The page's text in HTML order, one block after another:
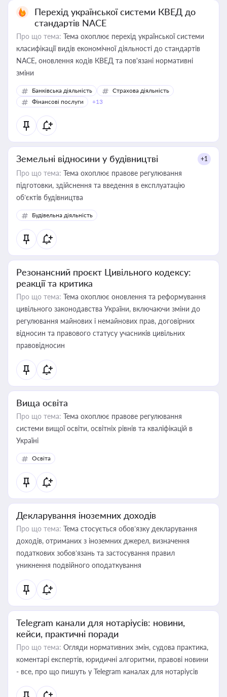
Перехід української системи КВЕД до
стандартів NACE
Про що тема: Тема охоплює перехід української системи
класифікації видів економічної діяльності до стандартів
NACE, оновлення кодів КВЕД та пов'язані нормативні
зміни
Банківська діяльність
Страхова діяльність
Фінансові послуги
+13
Земельні відносини у будівництві +1
Про що тема: Тема охоплює правове регулювання
підготовки, здійснення та введення в експлуатацію
об’єктів будівництва
Будівельна діяльність
Резонансний проєкт Цивільного кодексу:
реакції та критика
Про що тема: Тема охоплює оновлення та реформування
цивільного законодавства України, включаючи зміни до
регулювання майнових і немайнових прав, договірних
відносин та правового статусу учасників цивільних
правовідносин
Вища освіта
Про що тема: Тема охоплює правове регулювання
системи вищої освіти, освітніх рівнів та кваліфікацій в
Україні
Освіта
Декларування іноземних доходів
Про що тема: Тема стосується обов’язку декларування
доходів, отриманих з іноземних джерел, визначення
податкових зобов’язань та застосування правил
уникнення подвійного оподаткування
Telegram канали для нотаріусів: новини,
кейси, практичні поради
Про що тема: Огляди нормативних змін, судова практика,
коментарі експертів, юридичні алгоритми, правові новини
- все, про що пишуть у Telegram каналах для нотаріусів